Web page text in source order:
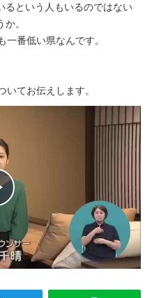
るという人もいるのではない
。
番低い県なんです。
いてお伝えします。